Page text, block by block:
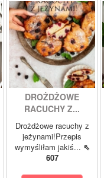
DROŻDŻOWE
RACUCHY Z...
Drożdżowe racuchy z
jeżynami!Przepis
wymyśliłam jakiś... ⇖
607